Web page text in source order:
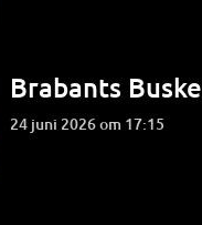
Brabants Buske
24 juni 2026 om 17:15